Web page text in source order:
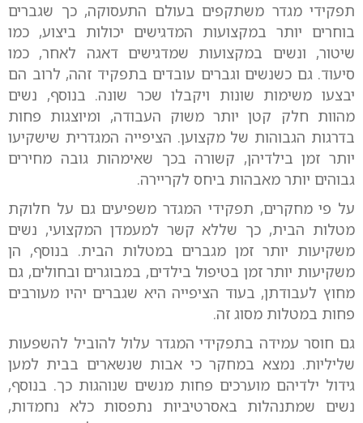
תפקידי מגדר משתקפים בעולם התעסוקה, כך שגברים
בוחרים יותר במקצועות המדגישים יכולות ביצוע, כמו
שיטור, ונשים במקצועות שמדגישים דאגה לאחר, כמו
סיעוד. גם כשנשים וגברים עובדים בתפקיד זהה, לרוב הם
יבצעו משימות שונות ויקבלו שכר שונה. בנוסף, נשים
מהוות חלק קטן יותר משוק העבודה, ומיוצגות פחות
בדרגות הגבוהות של מקצוען. הציפייה המגדרית שישקיעו
יותר זמן בילדיהן, קשורה בכך שאימהות גובה מחירים
גבוהים יותר מאבהות ביחס לקריירה.
על פי מחקרים, תפקידי המגדר משפיעים גם על חלוקת
מטלות הבית, כך שללא קשר למעמדן המקצועי, נשים
משקיעות יותר זמן מגברים במטלות הבית. בנוסף, הן
משקיעות יותר זמן בטיפול בילדים, במבוגרים ובחולים, גם
מחוץ לעבודתן, בעוד הציפייה היא שגברים יהיו מעורבים
פחות במטלות מסוג זה.
גם חוסר עמידה בתפקידי המגדר עלול להוביל להשפעות
שליליות. נמצא במחקר כי אבות שנשארים בבית למען
גידול ילדיהם מוערכים פחות מנשים שנוהגות כך. בנוסף,
נשים שמתנהלות באסרטיביות נתפסות כלא נחמדות,